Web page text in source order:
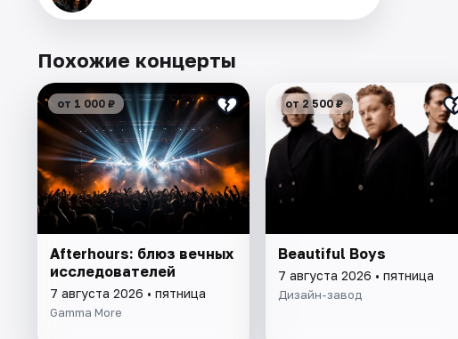
Похожие концерты
от 1 000 ₽
Afterhours: блюз вечных
исследователей
7 августа 2026 • пятница
Gamma More
от 2 500 ₽
Beautiful Boys
7 августа 2026 • пятница
Дизайн-завод